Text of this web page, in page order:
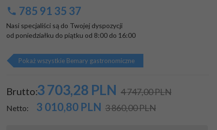
785 91 35 37
Nasi specjaliści są do Twojej dyspozycji
od poniedziałku do piątku od 8:00 do 16:00
Pokaż wszystkie Bemary gastronomiczne
Brutto:3 703,28 PLN 4 747,00 PLN
Netto: 3 010,80 PLN 3 860,00 PLN